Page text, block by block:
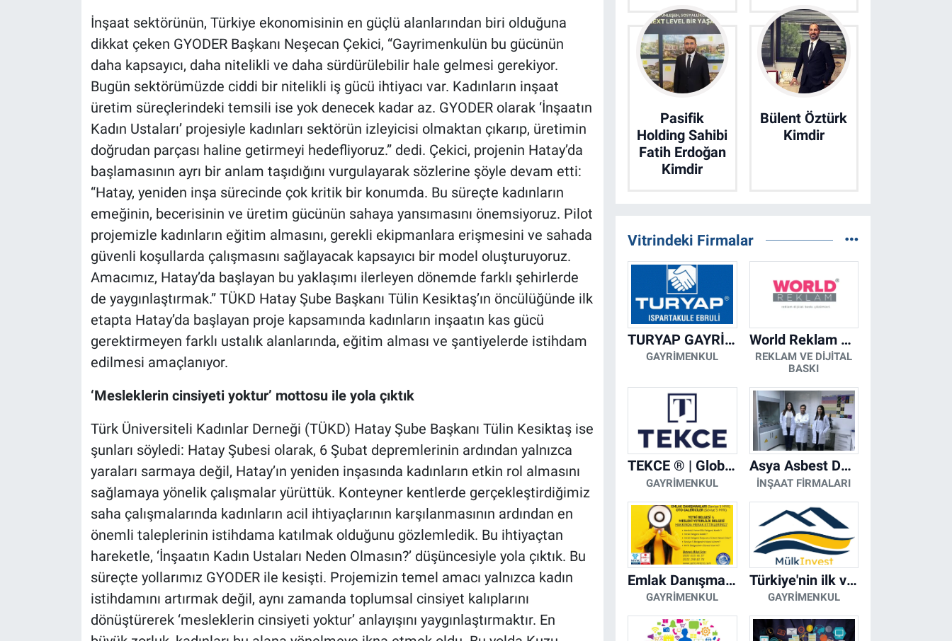
İnşaat sektörünün, Türkiye ekonomisinin en güçlü alanlarından biri olduğuna
dikkat çeken GYODER Başkanı Neşecan Çekici, “Gayrimenkulün bu gücünün
daha kapsayıcı, daha nitelikli ve daha sürdürülebilir hale gelmesi gerekiyor.
Bugün sektörümüzde ciddi bir nitelikli iş gücü ihtiyacı var. Kadınların inşaat
üretim süreçlerindeki temsili ise yok denecek kadar az. GYODER olarak ‘İnşaatın
Kadın Ustaları’ projesiyle kadınları sektörün izleyicisi olmaktan çıkarıp, üretimin
doğrudan parçası haline getirmeyi hedefliyoruz.” dedi. Çekici, projenin Hatay’da
başlamasının ayrı bir anlam taşıdığını vurgulayarak sözlerine şöyle devam etti:
“Hatay, yeniden inşa sürecinde çok kritik bir konumda. Bu süreçte kadınların
emeğinin, becerisinin ve üretim gücünün sahaya yansımasını önemsiyoruz. Pilot
projemizle kadınların eğitim almasını, gerekli ekipmanlara erişmesini ve sahada
güvenli koşullarda çalışmasını sağlayacak kapsayıcı bir model oluşturuyoruz.
Amacımız, Hatay’da başlayan bu yaklaşımı ilerleyen dönemde farklı şehirlerde
de yaygınlaştırmak.” TÜKD Hatay Şube Başkanı Tülin Kesiktaş’ın öncülüğünde ilk
etapta Hatay’da başlayan proje kapsamında kadınların inşaatın kas gücü
gerektirmeyen farklı ustalık alanlarında, eğitim alması ve şantiyelerde istihdam
edilmesi amaçlanıyor.
‘Mesleklerin cinsiyeti yoktur’ mottosu ile yola çıktık
Türk Üniversiteli Kadınlar Derneği (TÜKD) Hatay Şube Başkanı Tülin Kesiktaş ise
şunları söyledi: Hatay Şubesi olarak, 6 Şubat depremlerinin ardından yalnızca
yaraları sarmaya değil, Hatay’ın yeniden inşasında kadınların etkin rol almasını
sağlamaya yönelik çalışmalar yürüttük. Konteyner kentlerde gerçekleştirdiğimiz
saha çalışmalarında kadınların acil ihtiyaçlarının karşılanmasının ardından en
önemli taleplerinin istihdama katılmak olduğunu gözlemledik. Bu ihtiyaçtan
hareketle, ‘İnşaatın Kadın Ustaları Neden Olmasın?’ düşüncesiyle yola çıktık. Bu
süreçte yollarımız GYODER ile kesişti. Projemizin temel amacı yalnızca kadın
istihdamını artırmak değil, aynı zamanda toplumsal cinsiyet kalıplarını
dönüştürerek ‘mesleklerin cinsiyeti yoktur’ anlayışını yaygınlaştırmaktır. En
Pasifik
Holding Sahibi
Fatih Erdoğan
Kimdir
Bülent Öztürk
Kimdir
Vitrindeki Firmalar
TURYAP GAYRİMENKUL DANIŞMANLIK HİZMETLERİ
GAYRIMENKUL
World Reklam Copy Center
REKLAM VE DIJITAL
BASKI
TEKCE ® | Global Gayrimenkul Şirketi
GAYRIMENKUL
Asya Asbest Danışmanlık - Asbest Söküm ve Asbest Raporu
İNŞAAT FIRMALARI
Emlak Danışmanı Seviye 5 Mesleki Yeterlilik Belgesi
GAYRIMENKUL
Türkiye'nin ilk ve tek yapay zeka destekli arsa ilan platformu
GAYRIMENKUL